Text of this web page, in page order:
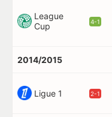
League
Cup
4-1
2014/2015
Ligue 1 2-1